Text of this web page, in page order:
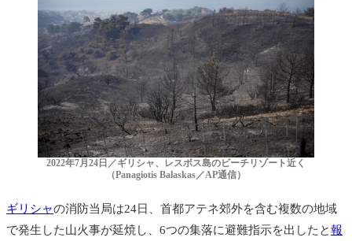
2022年7月24日／ギリシャ、レスボス島のビーチリゾート近く
（Panagiotis Balaskas／AP通信）
ギリシャの消防当局は24日、首都アテネ郊外を含む複数の地域
で発生した山火事が延焼し、6つの集落に避難指示を出したと報